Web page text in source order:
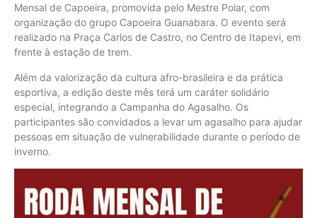
Mensal de Capoeira, promovida pelo Mestre Polar, com
organização do grupo Capoeira Guanabara. O evento será
realizado na Praça Carlos de Castro, no Centro de Itapevi, em
frente à estação de trem.
Além da valorização da cultura afro-brasileira e da prática
esportiva, a edição deste mês terá um caráter solidário
especial, integrando a Campanha do Agasalho. Os
participantes são convidados a levar um agasalho para ajudar
pessoas em situação de vulnerabilidade durante o período de
inverno.